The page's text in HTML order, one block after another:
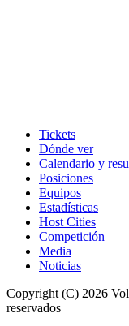
Tickets
Dónde ver
Calendario y
Posiciones
Equipos
Estadísticas
Host Cities
Competición
Media
Noticias
Copyright (C) 2026
reservados